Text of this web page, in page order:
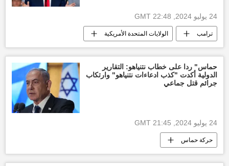
24 يوليو 2024, 22:48 GMT
ترامب الولايات المتحدة الأمريكية
نظام الولاية العالم أخبار العالم الآن
حماس" ردا على خطاب نتنياهو: التقارير
الدولية أكدت "كذب ادعاءات نتنياهو" وارتكاب
جرائم قتل جماعي
24 يوليو 2024, 21:45 GMT
حركة حماس
التصعيد العسكري بين غزة وإسرائيل